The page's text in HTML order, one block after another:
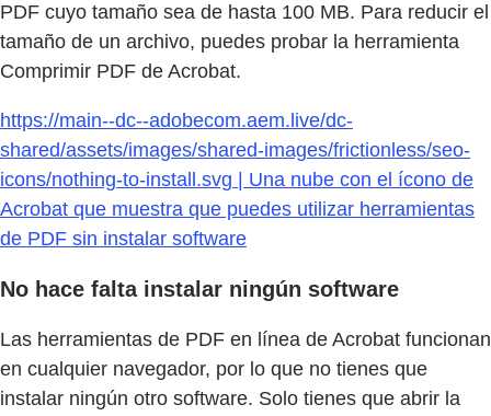
PDF cuyo tamaño sea de hasta 100 MB. Para reducir el
tamaño de un archivo, puedes probar la herramienta
Comprimir PDF de Acrobat.
https://main--dc--adobecom.aem.live/dc-
shared/assets/images/shared-images/frictionless/seo-
icons/nothing-to-install.svg | Una nube con el ícono de
Acrobat que muestra que puedes utilizar herramientas
de PDF sin instalar software
No hace falta instalar ningún software
Las herramientas de PDF en línea de Acrobat funcionan
en cualquier navegador, por lo que no tienes que
instalar ningún otro software. Solo tienes que abrir la